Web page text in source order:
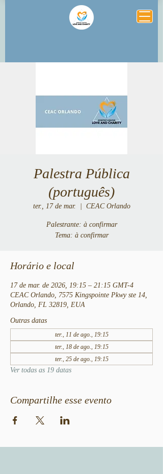
Palestra Pública
(português)
ter., 17 de mar. CEAC Orlando
Palestrante: à confirmar
Tema: à confirmar
Horário e local
17 de mar. de 2026, 19:15 – 21:15 GMT-4
CEAC Orlando, 7575 Kingspointe Pkwy ste 14,
Orlando, FL 32819, EUA
Outras datas
ter., 11 de ago., 19:15
ter., 18 de ago., 19:15
ter., 25 de ago., 19:15
Ver todas as 19 datas
Compartilhe esse evento